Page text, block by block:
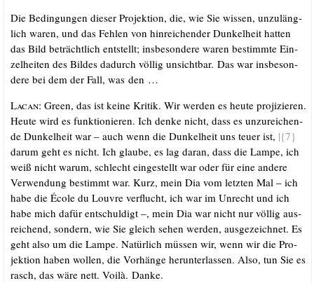
Die Bedin­gun­gen die­ser Pro­jek­ti­on, die, wie Sie wis­sen, unzu­läng­
lich waren, und das Feh­len von hin­rei­chen­der Dun­kel­heit hat­ten
das Bild beträcht­lich ent­stellt; ins­be­son­de­re waren bestimm­te Ein­
zel­hei­ten des Bil­des dadurch völ­lig unsicht­bar. Das war ins­be­son­
de­re bei dem der Fall, was den …
Lacan: Green, das ist kei­ne Kri­tik. Wir wer­den es heu­te pro­ji­zie­ren.
Heu­te wird es funk­tio­nie­ren. Ich den­ke nicht, dass es unzu­rei­chen­
de Dun­kel­heit war – auch wenn die Dun­kel­heit uns teu­er ist, |{7}
dar­um geht es nicht. Ich glau­be, es lag dar­an, dass die Lam­pe, ich
weiß nicht war­um, schlecht ein­ge­stellt war oder für eine ande­re
Ver­wen­dung bestimmt war. Kurz, mein Dia vom letz­ten Mal – ich
habe die Éco­le du Lou­vre ver­flucht, ich war im Unrecht und ich
habe mich dafür ent­schul­digt –, mein Dia war nicht nur völ­lig aus­
rei­chend, son­dern, wie Sie gleich sehen wer­den, aus­ge­zeich­net. Es
geht also um die Lam­pe. Natür­lich müs­sen wir, wenn wir die Pro­
jek­ti­on haben wol­len, die Vor­hän­ge her­un­ter­las­sen. Also, tun Sie es
rasch, das wäre nett. Voi­là. Danke.